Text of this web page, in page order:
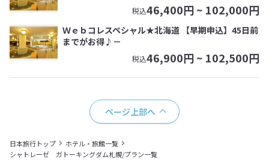
税込46,400円 ~ 102,000円
Ｗｅｂコレスペシャル★北海道 【早期申込】45日前
までがお得♪－
税込46,900円 ~ 102,500円
ページ上部へ
日本旅行トップ
ホテル・旅館一覧
シャトレーゼ ガトーキングダム札幌/プラン一覧